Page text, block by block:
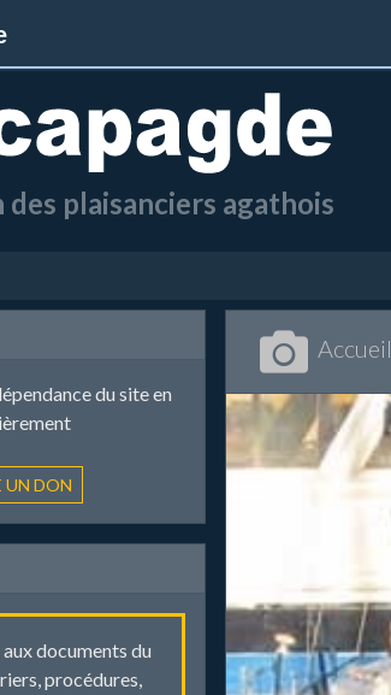
plaisanciers agathois
du site en
documents du
procédures,
Accueil